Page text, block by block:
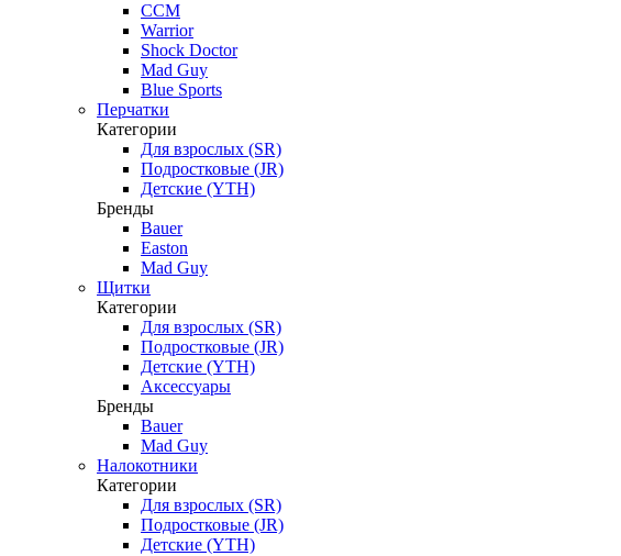
CCM
Warrior
Shock Doctor
Mad Guy
Blue Sports
Перчатки
Категории
Для взрослых (SR)
Подростковые (JR)
Детские (YTH)
Бренды
Bauer
Easton
Mad Guy
Щитки
Категории
Для взрослых (SR)
Подростковые (JR)
Детские (YTH)
Аксессуары
Бренды
Bauer
Mad Guy
Налокотники
Категории
Для взрослых (SR)
Подростковые (JR)
Детские (YTH)